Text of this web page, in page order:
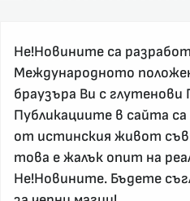
За реклама и връзка с нас,
nenovinite@gmail.com
Контакт
За нас
Не!Новините са
Международното
браузъра Ви с
Публикациите в сайта
от истинския живот
това е жалък опит на
Не!Новините. Бъдете